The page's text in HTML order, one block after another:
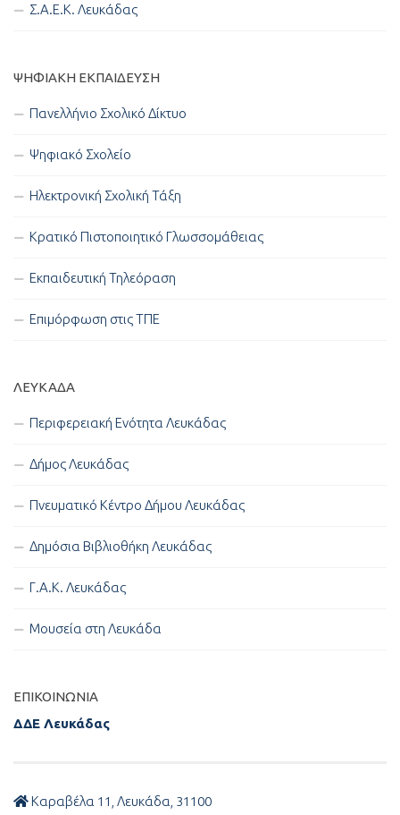
Σ.Α.Ε.Κ. Λευκάδας
ΨΗΦΙΑΚΉ ΕΚΠΑΊΔΕΥΣΗ
Πανελλήνιο Σχολικό Δίκτυο
Ψηφιακό Σχολείο
Ηλεκτρονική Σχολική Τάξη
Κρατικό Πιστοποιητικό Γλωσσομάθειας
Εκπαιδευτική Τηλεόραση
Επιμόρφωση στις ΤΠΕ
ΛΕΥΚΑΔΑ
Περιφερειακή Ενότητα Λευκάδας
Δήμος Λευκάδας
Πνευματικό Κέντρο Δήμου Λευκάδας
Δημόσια Βιβλιοθήκη Λευκάδας
Γ.Α.Κ. Λευκάδας
Μουσεία στη Λευκάδα
ΕΠΙΚΟΙΝΩΝΊΑ
ΔΔΕ Λευκάδας
Καραβέλα 11, Λευκάδα, 31100